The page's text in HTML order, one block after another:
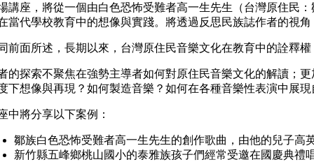
講座，將從一個由白色恐怖受難者高一生先生（台灣原住民
當代學校教育中的想像與實踐。將透過反思民族誌作者的視
前面所述，長期以來，台灣原住民音樂文化在教育中的詮釋
的探索不聚焦在強勢主導者如何對原住民音樂文化的解讀；
下想像與再現？如何製造音樂？如何在各種音樂性表演中展現
中將分享以下案例：
鄒族白色恐怖受難者高一生先生的創作歌曲，由他的兒子高
新竹縣五峰鄉桃山國小的泰雅族孩子們經常受邀在國慶典